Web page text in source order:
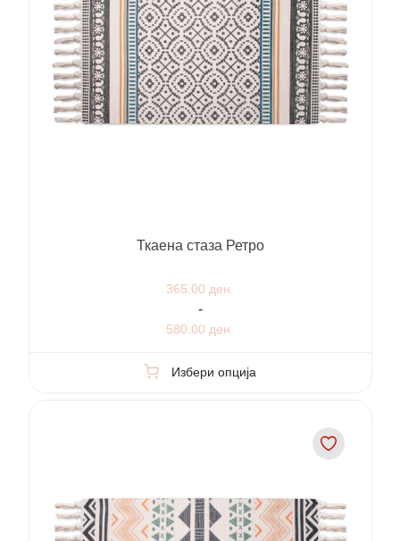
Ткаена стаза Ретро
365.00 ден.
-
580.00 ден.
Избери опција